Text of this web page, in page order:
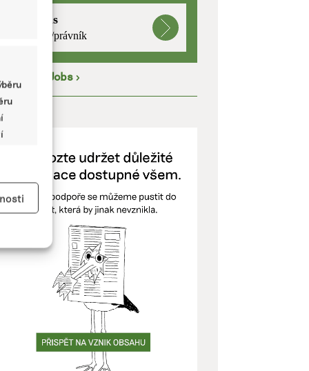
mutualus
právnička/právník
EkoJobs >
NÁS